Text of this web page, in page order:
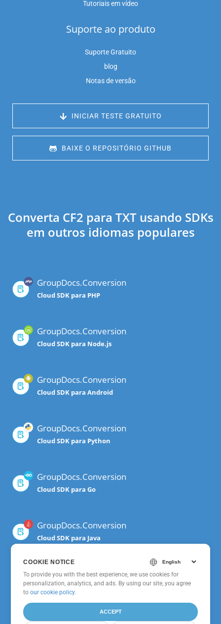
Tutoriais em vídeo
Suporte ao produto
Suporte Gratuito
blog
Notas de versão
INICIAR TESTE GRATUITO
BAIXE O REPOSITÓRIO GITHUB
Converta CF2 para TXT usando SDKs
em outros idiomas populares
GroupDocs.Conversion
Cloud SDK para PHP
GroupDocs.Conversion
Cloud SDK para Node.js
GroupDocs.Conversion
Cloud SDK para Android
GroupDocs.Conversion
Cloud SDK para Python
GroupDocs.Conversion
Cloud SDK para Go
GroupDocs.Conversion
Cloud SDK para Java
GroupDocs.Conversion
Cloud SDK para .NET
COOKIE NOTICE
To provide you with the best experience, we use cookies for
personalization, analytics, and ads. By using our site, you agree
toour cookie policy.
ACCEPT